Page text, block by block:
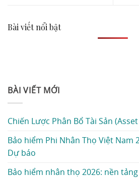
Bài viết nổi bật
BÀI VIẾT MỚI
Chiến Lược Phân Bổ Tài Sản
Bảo hiểm Phi Nhân Thọ Việt Nam
Dự báo
Bảo hiểm nhân thọ 2026: nền